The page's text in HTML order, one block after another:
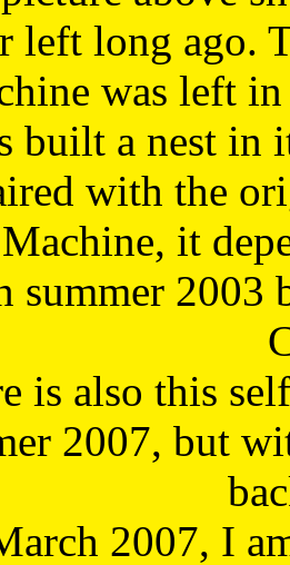
left long ago.
was left
built a nest in
with the
it
summer 2003
is also this
2007, but
2007, I